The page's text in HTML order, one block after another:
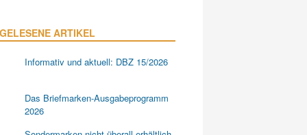
ARTIKEL
Informativ und aktuell: DBZ 15/2026
Das Briefmarken-Ausgabeprogramm
2026